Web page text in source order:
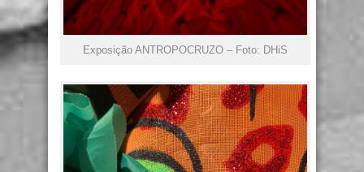
Exposição ANTROPOCRUZO – Foto: DHiS